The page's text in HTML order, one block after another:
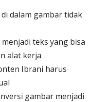
dalam gambar tidak
teks yang bisa
alat kerja
Ibrani harus
gambar menjadi